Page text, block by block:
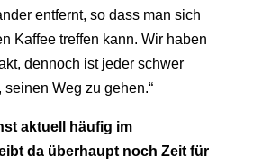
entfernt, so dass man sich
Kaffee treffen kann. Wir haben
dennoch ist jeder schwer
Weg zu gehen.“
aktuell häufig im
da überhaupt noch Zeit für